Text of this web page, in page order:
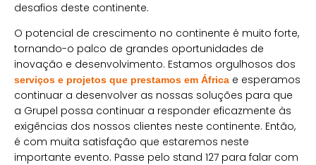
desafios deste continente.
O potencial de crescimento no continente é muito forte,
tornando-o palco de grandes oportunidades de
inovação e desenvolvimento. Estamos orgulhosos dos
serviços e projetos que prestamos em África e esperamos
continuar a desenvolver as nossas soluções para que
a Grupel possa continuar a responder eficazmente às
exigências dos nossos clientes neste continente. Então,
é com muita satisfação que estaremos neste
importante evento. Passe pelo stand 127 para falar com